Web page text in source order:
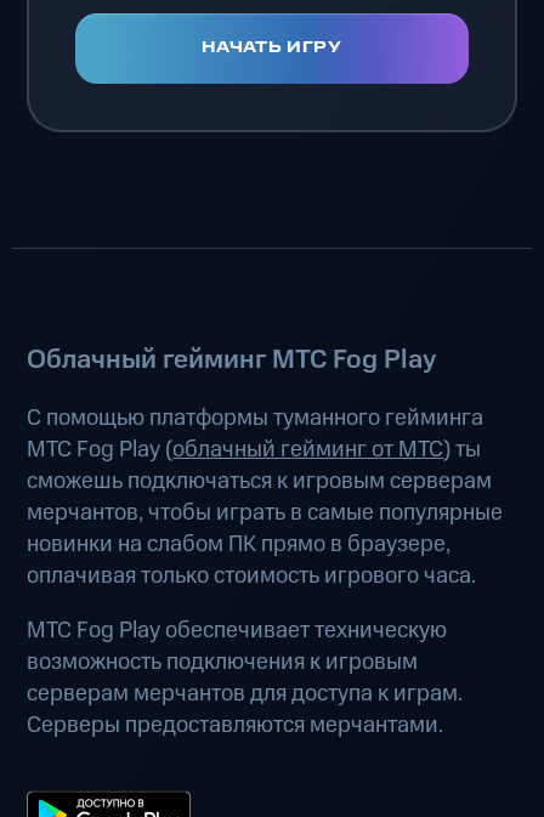
НАЧАТЬ ИГРУ
Облачный гейминг МТС Fog Play
С помощью платформы туманного гейминга
МТС Fog Play (облачный гейминг от МТС) ты
сможешь подключаться к игровым серверам
мерчантов, чтобы играть в самые популярные
новинки на слабом ПК прямо в браузере,
оплачивая только стоимость игрового часа.
МТС Fog Play обеспечивает техническую
возможность подключения к игровым
серверам мерчантов для доступа к играм.
Серверы предоставляются мерчантами.